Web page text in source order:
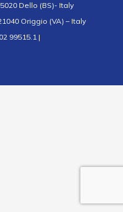
Dello (BS)- Italy
Origgio (VA) – Italy
99515.1 |